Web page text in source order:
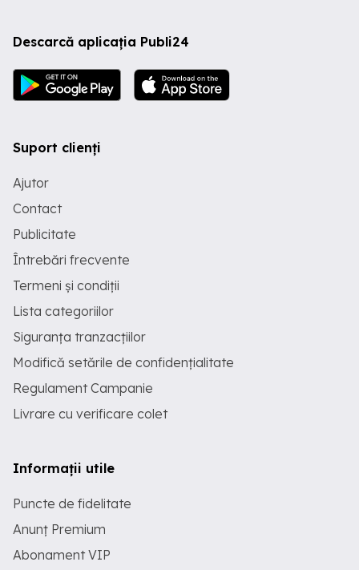
Descarcă aplicația Publi24
Suport clienți
Ajutor
Contact
Publicitate
Întrebări frecvente
Termeni și condiții
Lista categoriilor
Siguranța tranzacțiilor
Modifică setările de confidențialitate
Regulament Campanie
Livrare cu verificare colet
Informații utile
Puncte de fidelitate
Anunț Premium
Abonament VIP